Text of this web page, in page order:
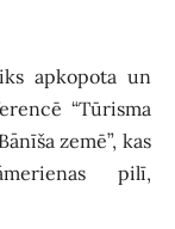
apkopota un
“Tūrisma
zemē”, kas
pilī,